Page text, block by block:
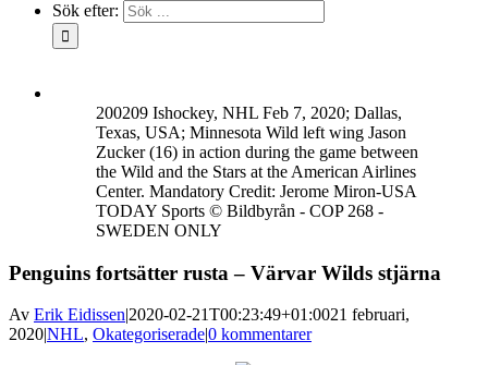
Sök efter:
200209 Ishockey, NHL Feb 7, 2020; Dallas,
Texas, USA; Minnesota Wild left wing Jason
Zucker (16) in action during the game between
the Wild and the Stars at the American Airlines
Center. Mandatory Credit: Jerome Miron-USA
TODAY Sports © Bildbyrån - COP 268 -
SWEDEN ONLY
Penguins fortsätter rusta – Värvar Wilds stjärna
Av Erik Eidissen|2020-02-21T00:23:49+01:0021 februari,
2020|NHL, Okategoriserade|0 kommentarer